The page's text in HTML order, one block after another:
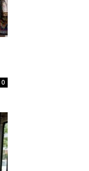
0